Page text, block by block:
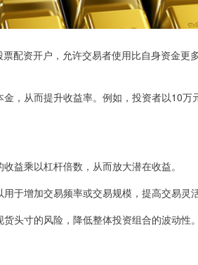
配资开户，允许交易者使用比自身资金更
，从而提升收益率。例如，投资者以10
益乘以杠杆倍数，从而放大潜在收益。
于增加交易频率或交易规模，提高交易灵活
头寸的风险，降低整体投资组合的波动性。